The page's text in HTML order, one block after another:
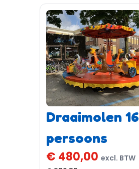
Draaimolen 16
persoons
€ 480,00 excl. BTW